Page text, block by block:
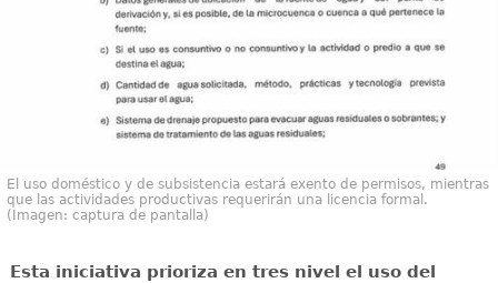
El uso doméstico y de subsistencia estará exento de permisos, mientras
que las actividades productivas requerirán una licencia formal.
(Imagen: captura de pantalla)
Esta iniciativa prioriza en tres nivel el uso del